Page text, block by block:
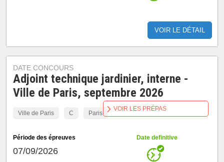
VOIR LE DÉTAIL
DATE CONCOURS
Adjoint technique jardinier, interne -
Ville de Paris, septembre 2026
Ville de Paris C Paris
Période des épreuves
07/09/2026
Date definitive
VOIR LES PRÉPAS